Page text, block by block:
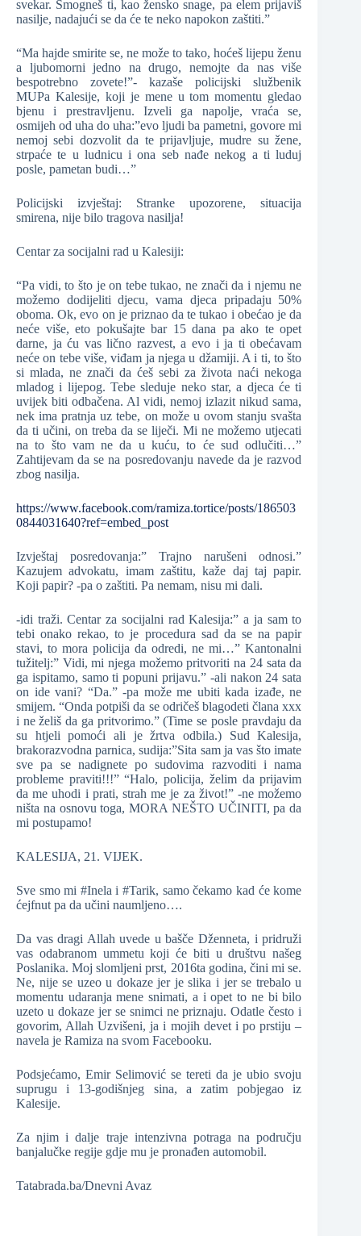
svekar. Smogneš ti, kao žensko snage, pa elem prijaviš
nasilje, nadajući se da će te neko napokon zaštiti.”
“Ma hajde smirite se, ne može to tako, hoćeš lijepu ženu
a ljubomorni jedno na drugo, nemojte da nas više
bespotrebno zovete!”- kazaše policijski službenik
MUPa Kalesije, koji je mene u tom momentu gledao
bjenu i prestravljenu. Izveli ga napolje, vraća se,
osmijeh od uha do uha:”evo ljudi ba pametni, govore mi
nemoj sebi dozvolit da te prijavljuje, mudre su žene,
strpaće te u ludnicu i ona seb nađe nekog a ti luduj
posle, pametan budi…”
Policijski izvještaj: Stranke upozorene, situacija
smirena, nije bilo tragova nasilja!
Centar za socijalni rad u Kalesiji:
“Pa vidi, to što je on tebe tukao, ne znači da i njemu ne
možemo dodijeliti djecu, vama djeca pripadaju 50%
oboma. Ok, evo on je priznao da te tukao i obećao je da
neće više, eto pokušajte bar 15 dana pa ako te opet
darne, ja ću vas lično razvest, a evo i ja ti obećavam
neće on tebe više, viđam ja njega u džamiji. A i ti, to što
si mlada, ne znači da ćeš sebi za života naći nekoga
mladog i lijepog. Tebe sleduje neko star, a djeca će ti
uvijek biti odbačena. Al vidi, nemoj izlazit nikud sama,
nek ima pratnja uz tebe, on može u ovom stanju svašta
da ti učini, on treba da se liječi. Mi ne možemo utjecati
na to što vam ne da u kuću, to će sud odlučiti…”
Zahtijevam da se na posredovanju navede da je razvod
zbog nasilja.
https://www.facebook.com/ramiza.tortice/posts/186503
0844031640?ref=embed_post
Izvještaj posredovanja:” Trajno narušeni odnosi.”
Kazujem advokatu, imam zaštitu, kaže daj taj papir.
Koji papir? -pa o zaštiti. Pa nemam, nisu mi dali.
-idi traži. Centar za socijalni rad Kalesija:” a ja sam to
tebi onako rekao, to je procedura sad da se na papir
stavi, to mora policija da odredi, ne mi…” Kantonalni
tužitelj:” Vidi, mi njega možemo pritvoriti na 24 sata da
ga ispitamo, samo ti popuni prijavu.” -ali nakon 24 sata
on ide vani? “Da.” -pa može me ubiti kada izađe, ne
smijem. “Onda potpiši da se odričeš blagodeti člana xxx
i ne želiš da ga pritvorimo.” (Time se posle pravdaju da
su htjeli pomoći ali je žrtva odbila.) Sud Kalesija,
brakorazvodna parnica, sudija:”Sita sam ja vas što imate
sve pa se nadignete po sudovima razvoditi i nama
probleme praviti!!!” “Halo, policija, želim da prijavim
da me uhodi i prati, strah me je za život!” -ne možemo
ništa na osnovu toga, MORA NEŠTO UČINITI, pa da
mi postupamo!
KALESIJA, 21. VIJEK.
Sve smo mi #Inela i #Tarik, samo čekamo kad će kome
ćejfnut pa da učini naumljeno….
Da vas dragi Allah uvede u bašče Dženneta, i pridruži
vas odabranom ummetu koji će biti u društvu našeg
Poslanika. Moj slomljeni prst, 2016ta godina, čini mi se.
Ne, nije se uzeo u dokaze jer je slika i jer se trebalo u
momentu udaranja mene snimati, a i opet to ne bi bilo
uzeto u dokaze jer se snimci ne priznaju. Odatle često i
govorim, Allah Uzvišeni, ja i mojih devet i po prstiju –
navela je Ramiza na svom Facebooku.
Podsjećamo, Emir Selimović se tereti da je ubio svoju
suprugu i 13-godišnjeg sina, a zatim pobjegao iz
Kalesije.
Za njim i dalje traje intenzivna potraga na području
banjalučke regije gdje mu je pronađen automobil.
Tatabrada.ba/Dnevni Avaz